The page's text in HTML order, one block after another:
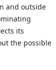
and outside
its
the possible